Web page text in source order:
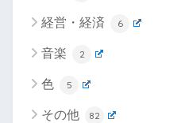
経営・経済 6
音楽 2
色 5
その他 82